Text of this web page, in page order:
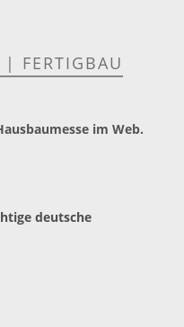
| FERTIGBAU
im Web.
deutsche